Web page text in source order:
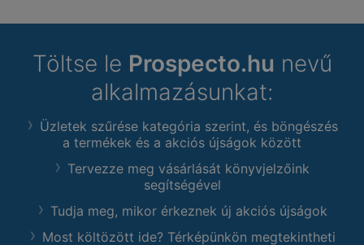
Töltse le Prospecto.hu nevű
alkalmazásunkat:
Üzletek szűrése kategória szerint, és böngészés
a termékek és a akciós újságok között
Tervezze meg vásárlását könyvjelzőink
segítségével
Tudja meg, mikor érkeznek új akciós újságok
Most költözött ide? Térképünkön megtekintheti